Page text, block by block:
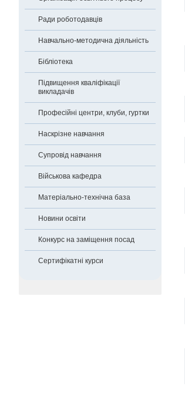
Ради роботодавців
Навчально-методична діяльність
Бібліотека
Підвищення кваліфікації
викладачів
Професійні центри, клуби, гуртки
Наскрізне навчання
Супровід навчання
Військова кафедра
Матеріально-технічна база
Новини освіти
Конкурс на заміщення посад
Сертифікатні курси